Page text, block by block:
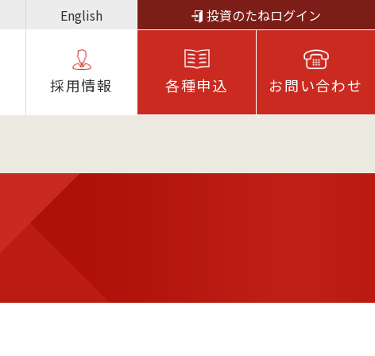
English 投資のたねログイン
採⽤情報 各種申込 お問い合わせ